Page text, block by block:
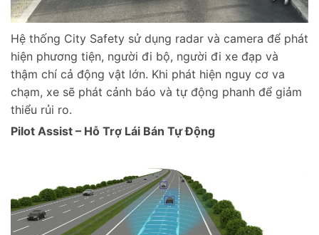
Hệ thống City Safety sử dụng radar và camera để phát
hiện phương tiện, người đi bộ, người đi xe đạp và
thậm chí cả động vật lớn. Khi phát hiện nguy cơ va
chạm, xe sẽ phát cảnh báo và tự động phanh để giảm
thiểu rủi ro.
Pilot Assist – Hỗ Trợ Lái Bán Tự Động